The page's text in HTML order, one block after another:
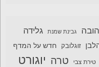
גבינת שמנת גלידה
זוגלובק חדש על המדף
טירת צבי טרה יוגורט